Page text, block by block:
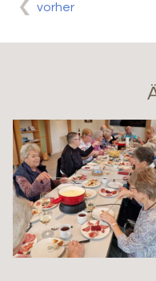
vorher